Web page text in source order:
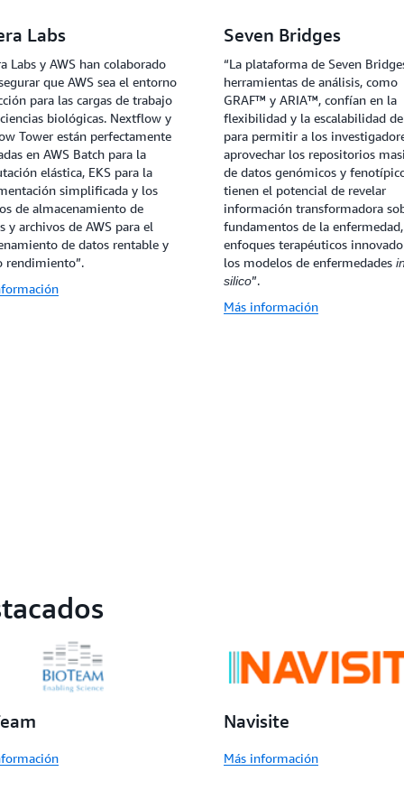
Labs
Labs y AWS han colaborado
que AWS sea el entorno
para las cargas de trabajo
biológicas. Nextflow y
Tower están perfectamente
en AWS Batch para la
elástica, EKS para la
simplificada y los
de almacenamiento de
y archivos de AWS para el
de datos rentable y
rendimiento”.
Seven Bridges
“La plataforma de Seven
herramientas de análisis, como
GRAF™ y ARIA™, confían en la
flexibilidad y la escalabilidad de
para permitir a los
aprovechar los repositorios
de datos genómicos y
tienen el potencial de revelar
información transformadora
fundamentos de la
enfoques terapéuticos
los modelos de enfermedades
silico”.
Más información
Navisite
Más información